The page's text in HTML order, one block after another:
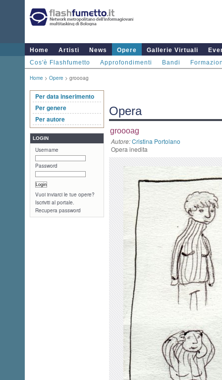
Home Artisti News Opere Gallerie Virtuali
Cos'è Flashfumetto
Approfondimenti Bandi
Home > Opere > groooag
Per data inserimento
Per genere
Per autore
LOGIN
Username
Password
Vuoi inviarci le tue opere?
Iscriviti al portale.
Recupera password
Opera
groooag
Autore:Cristina Portolano
Opera inedita